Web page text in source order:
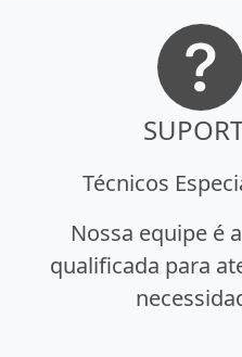
Técnicos
Nossa equipe é
qualificada para